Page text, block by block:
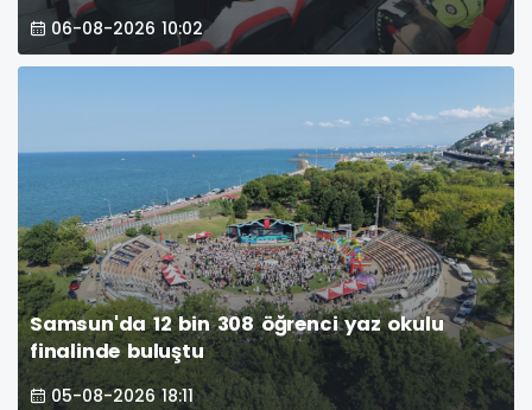
06-08-2026 10:02
Samsun'da 12 bin 308 öğrenci yaz okulu
finalinde buluştu
05-08-2026 18:11